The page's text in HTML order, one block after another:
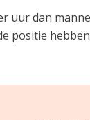
uur dan
positie